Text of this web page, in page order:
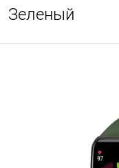
Зеленый
% картой